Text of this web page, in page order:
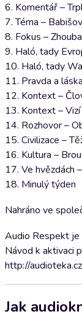
6. Komentář –
7. Téma –
8. Fokus –
9. Haló, tady
10. Haló, tady
11. Pravda a
12. Kontext –
13. Kontext –
14. Rozhovor –
15. Civilizace –
16. Kultura –
17. Ve hvězdách
18. Minulý týden
Nahráno ve
Audio Respekt je
Návod k aktivaci
http://
Jak